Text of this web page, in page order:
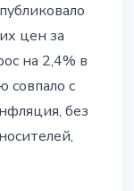
на
цен за
на 2,4% в
совпало с
без